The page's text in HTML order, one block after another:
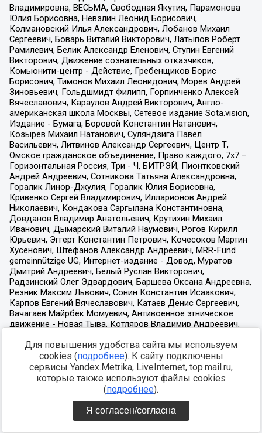
Для повышения удобства сайта мы используем
cookies (подробнее). К сайту подключены
сервисы Yandex.Metrika, LiveInternet, top.mail.ru,
которые также используют файлы cookies
(подробнее).
Я согласен/согласна